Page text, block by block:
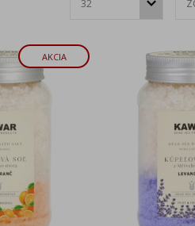
Ice Power
Mesh
Microlife
Rival
Scala
AKCIA